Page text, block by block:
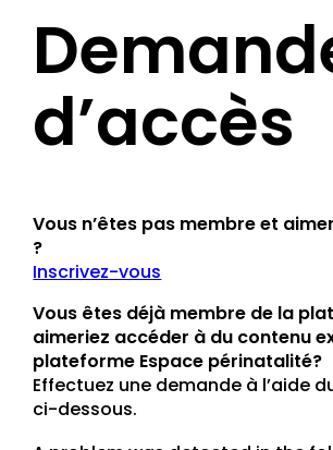
d’accès
Vous n’êtes pas membre et
?
Inscrivez-vous
Vous êtes déjà membre de la
aimeriez accéder à du contenu
plateforme Espace périnatalité?
Effectuez une demande à l’aide
ci-dessous.